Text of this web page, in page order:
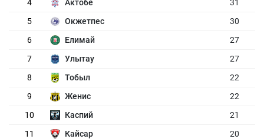
4 Актобе
31
5
Окжетпес
30
6
Елимай
27
7
Улытау
27
8
Тобыл
22
9
Женис
22
10
Каспий
21
11
Кайсар
20